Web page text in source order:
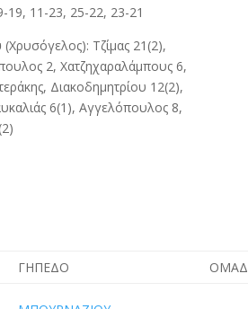
19, 11-23, 25-22, 23-21
(Χρυσόγελος): Τζίμας 21(2),
2, Χατζηχαραλάμπους 6,
Διακοδημητρίου 12(2),
6(1), Αγγελόπουλος 8,
ΓΗΠΕΔΟ